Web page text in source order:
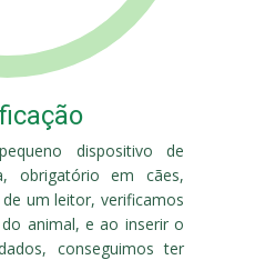
dispositivo de
obrigatório em cães,
um leitor, verificamos
animal, e ao inserir o
conseguimos ter